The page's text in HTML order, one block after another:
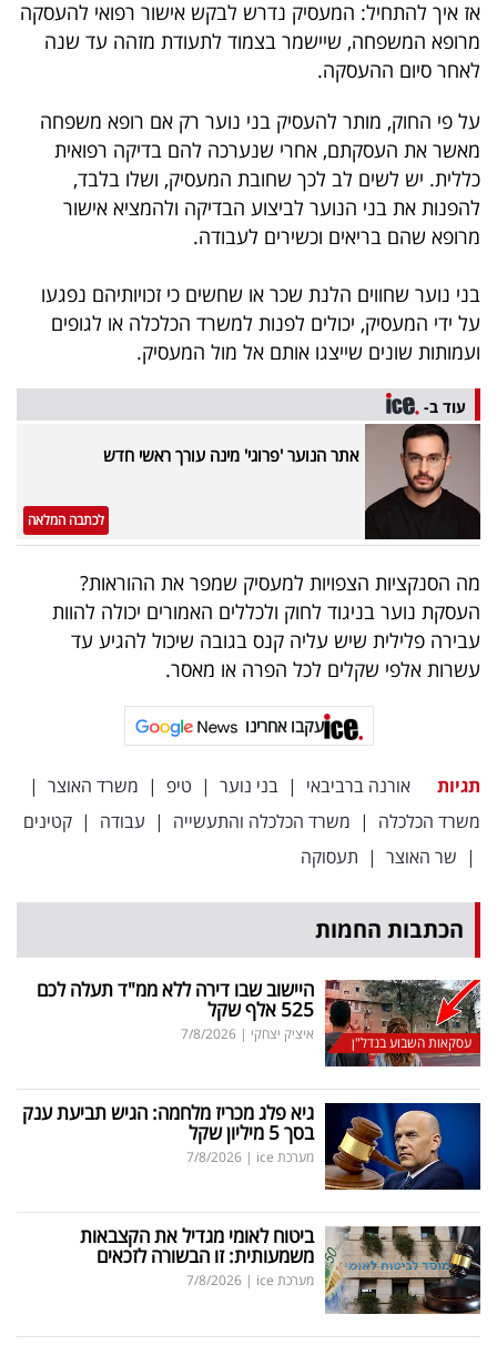
אז איך להתחיל: המעסיק נדרש לבקש אישור רפואי להעסקה
מרופא המשפחה, שיישמר בצמוד לתעודת מזהה עד שנה
לאחר סיום ההעסקה.
על פי החוק, מותר להעסיק בני נוער רק אם רופא משפחה
מאשר את העסקתם, אחרי שנערכה להם בדיקה רפואית
כללית. יש לשים לב לכך שחובת המעסיק, ושלו בלבד,
להפנות את בני הנוער לביצוע הבדיקה ולהמציא אישור
מרופא שהם בריאים וכשירים לעבודה.
בני נוער שחווים הלנת שכר או שחשים כי זכויותיהם נפגעו
על ידי המעסיק, יכולים לפנות למשרד הכלכלה או לגופים
ועמותות שונים שייצגו אותם אל מול המעסיק.
עוד ב-
אתר הנוער 'פרוגי' מינה עורך ראשי חדש
לכתבה המלאה
מה הסנקציות הצפויות למעסיק שמפר את ההוראות?
העסקת נוער בניגוד לחוק ולכללים האמורים יכולה להוות
עבירה פלילית שיש עליה קנס בגובה שיכול להגיע עד
עשרות אלפי שקלים לכל הפרה או מאסר.
עקבו אחרינו
תגיות אורנה ברביבאי | בני נוער | טיפ | משרד האוצר |
משרד הכלכלה | משרד הכלכלה והתעשייה | עבודה | קטינים
| שר האוצר | תעסוקה
הכתבות החמות
עסקאות השבוע בנדל"ן
היישוב שבו דירה ללא ממ"ד תעלה לכם
525 אלף שקל
איציק יצחקי |
7/8/2026
גיא פלג מכריז מלחמה: הגיש תביעת ענק
בסך 5 מיליון שקל
מערכת ice |
7/8/2026
ביטוח לאומי מגדיל את הקצבאות
משמעותית: זו הבשורה לזכאים
מערכת ice |
7/8/2026